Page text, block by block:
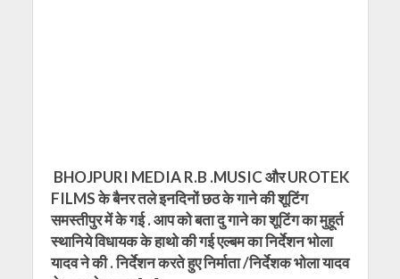
BHOJPURI MEDIA R.B .MUSIC और UROTEK
FILMS के बैनर तले इनदिनों छठ के गाने की शूटिंग
समस्तीपुर में के गई . आप को बता दु गाने का शूटिंग का मुहूर्त
स्थानिये विधायक के हाथो की गई एल्बम का निर्देशन भोला
यादव ने की . निर्देशन करते हुए निर्माता /निर्देशक भोला यादव